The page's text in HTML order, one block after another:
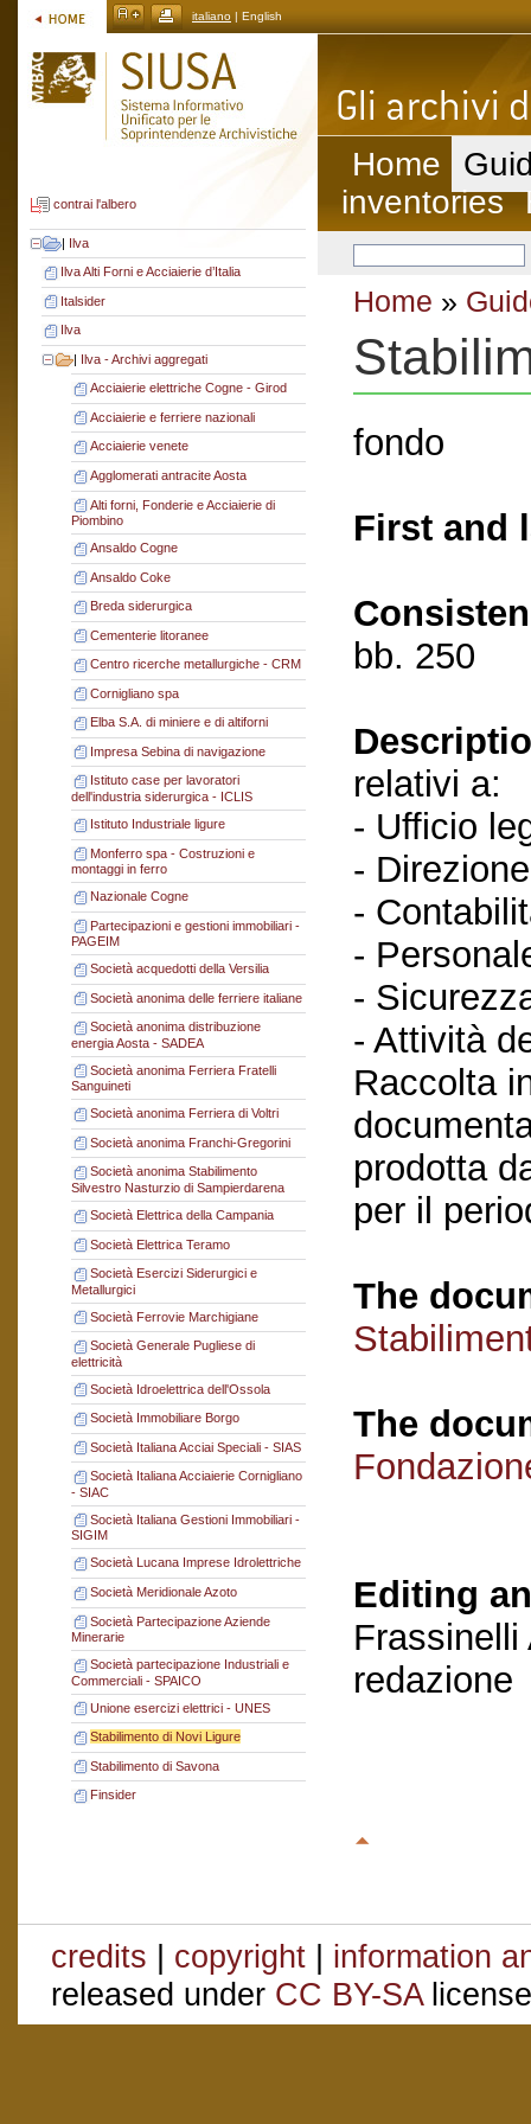
italiano | English
contrai l'albero
| Ilva
Ilva Alti Forni e Acciaierie d’Italia
Italsider
Ilva
| Ilva - Archivi aggregati
Acciaierie elettriche Cogne - Girod
Acciaierie e ferriere nazionali
Acciaierie venete
Agglomerati antracite Aosta
Alti forni, Fonderie e Acciaierie di
Piombino
Ansaldo Cogne
Ansaldo Coke
Breda siderurgica
Cementerie litoranee
Centro ricerche metallurgiche - CRM
Cornigliano spa
Elba S.A. di miniere e di altiforni
Impresa Sebina di navigazione
Istituto case per lavoratori
dell'industria siderurgica - ICLIS
Istituto Industriale ligure
Monferro spa - Costruzioni e
montaggi in ferro
Nazionale Cogne
Partecipazioni e gestioni immobiliari -
PAGEIM
Società acquedotti della Versilia
Società anonima delle ferriere italiane
Società anonima distribuzione
energia Aosta - SADEA
Società anonima Ferriera Fratelli
Sanguineti
Società anonima Ferriera di Voltri
Società anonima Franchi-Gregorini
Società anonima Stabilimento
Silvestro Nasturzio di Sampierdarena
Società Elettrica della Campania
Società Elettrica Teramo
Società Esercizi Siderurgici e
Metallurgici
Società Ferrovie Marchigiane
Società Generale Pugliese di
elettricità
Società Idroelettrica dell'Ossola
Società Immobiliare Borgo
Società Italiana Acciai Speciali - SIAS
Società Italiana Acciaierie Cornigliano
- SIAC
Società Italiana Gestioni Immobiliari -
SIGIM
Società Lucana Imprese Idrolettriche
Società Meridionale Azoto
Società Partecipazione Aziende
Minerarie
Società partecipazione Industriali e
Commerciali - SPAICO
Unione esercizi elettrici - UNES
Stabilimento di Novi Ligure
Stabilimento di Savona
Finsider
Home
inventories
Home »
fondo
First and
bb. 250
relativi a:
- Ufficio
-
-
-
-
- Attività
Raccolta
prodotta
per il
The
The
Editing
Frassinelli
redazione
credits | copyright | information
released under CC BY-SA